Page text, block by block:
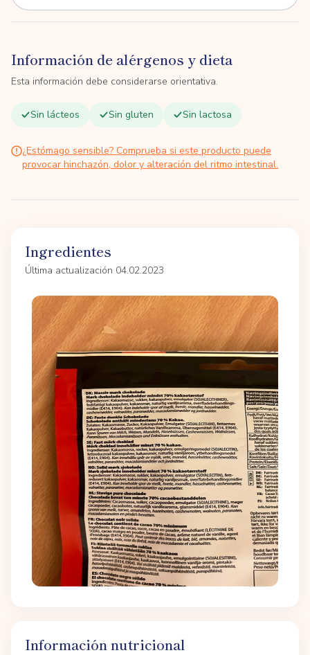
Información de alérgenos y dieta
Esta información debe considerarse orientativa.
Sin lácteos Sin gluten Sin lactosa
¿Estómago sensible? Comprueba si este producto puede
provocar hinchazón, dolor y alteración del ritmo intestinal.
Ingredientes
Última actualización 04.02.2023
Información nutricional